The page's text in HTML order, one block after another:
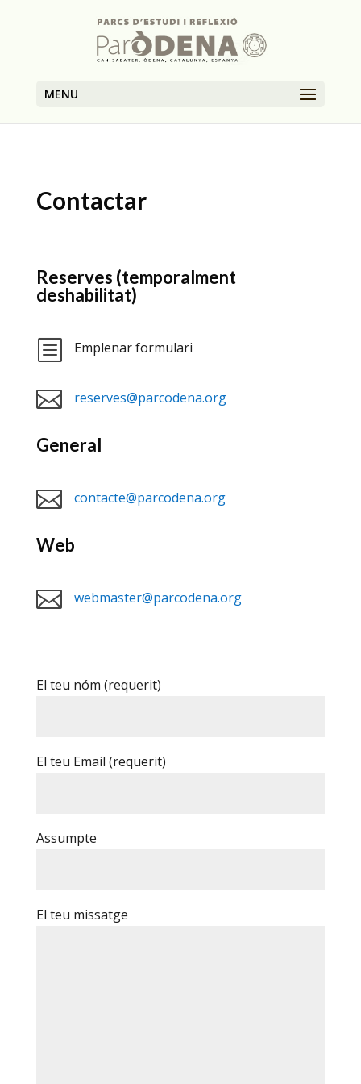
MENU
Contactar
Reserves (temporalment
deshabilitat)
b Emplenar formulari
 reserves@parcodena.org
General
 contacte@parcodena.org
Web
 webmaster@parcodena.org
El teu nóm (requerit)
El teu Email (requerit)
Assumpte
El teu missatge